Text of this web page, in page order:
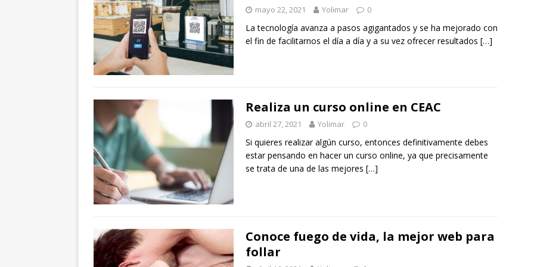
mayo 22, 2021 Yolimar 0
La tecnología avanza a pasos agigantados y se ha mejorado con
el fin de facilitarnos el día a día y a su vez ofrecer resultados […]
Realiza un curso online en CEAC
abril 27, 2021 Yolimar 0
Si quieres realizar algún curso, entonces definitivamente debes
estar pensando en hacer un curso online, ya que precisamente
se trata de una de las mejores […]
Conoce fuego de vida, la mejor web para
follar